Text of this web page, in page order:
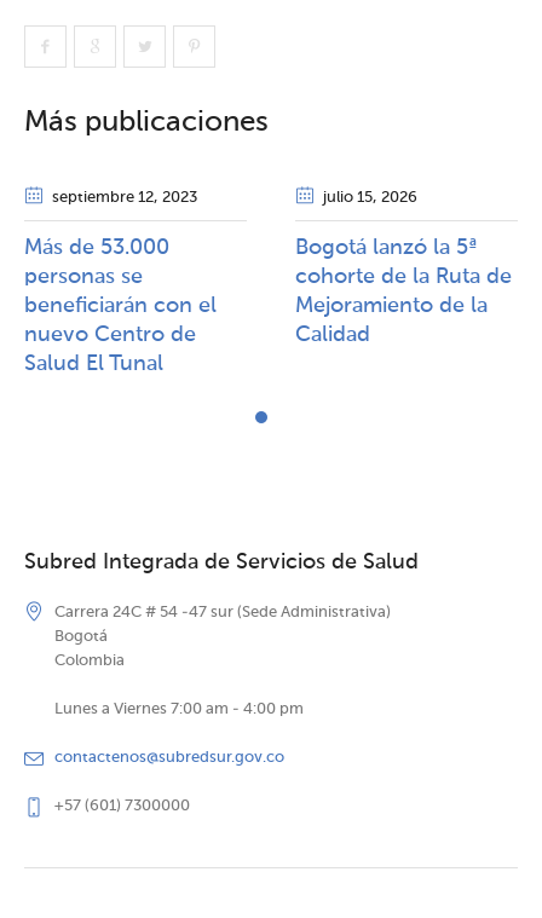
Más publicaciones
septiembre 12, 2023
Más de 53.000
personas se
beneficiarán con el
nuevo Centro de
Salud El Tunal
julio 15, 2026
Bogotá lanzó la 5ª
cohorte de la Ruta de
Mejoramiento de la
Calidad​​
Subred Integrada de Servicios de Salud
Carrera 24C # 54 -47 sur (Sede Administrativa)
Bogotá
Colombia
Lunes a Viernes 7:00 am - 4:00 pm
contactenos@subredsur.gov.co
+57 (601) 7300000